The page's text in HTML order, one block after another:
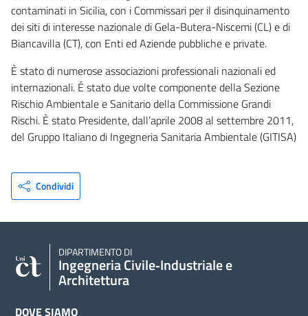
contaminati in Sicilia, con i Commissari per il disinquinamento
dei siti di interesse nazionale di Gela-Butera-Niscemi (CL) e di
Biancavilla (CT), con Enti ed Aziende pubbliche e private.
È stato di numerose associazioni professionali nazionali ed
internazionali. É stato due volte componente della Sezione
Rischio Ambientale e Sanitario della Commissione Grandi
Rischi. È stato Presidente, dall’aprile 2008 al settembre 2011,
del Gruppo Italiano di Ingegneria Sanitaria Ambientale (GITISA)
Condividi
DIPARTIMENTO DI
Ingegneria Civile‑Industriale e
Architettura
DOVE SIAMO